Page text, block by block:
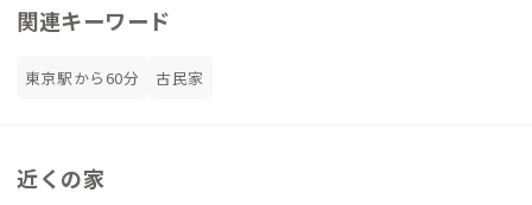
関連キーワード
東京駅から60分 古民家
近くの家